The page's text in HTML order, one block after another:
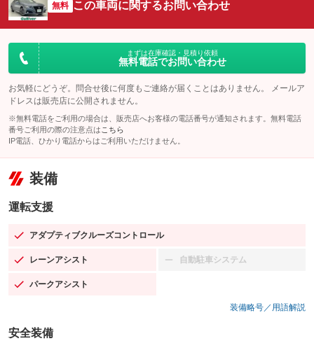
無料 この車両に関するお問い合わせ
まずは在庫確認・見積り依頼
無料電話でお問い合わせ
お気軽にどうぞ。問合せ後に何度もご連絡が届くことはありません。 メールア
ドレスは販売店に公開されません。
※無料電話をご利用の場合は、販売店へお客様の電話番号が通知されます。無料電話
番号ご利用の際の注意点は こちら
IP電話、ひかり電話からはご利用いただけません。
装備
運転支援
アダプティブクルーズコントロール
：装備あり
レーンアシスト
：装備あり 自動駐車システム
：装備なし
パークアシスト
：装備あり
装備略号／用語解説
安全装備